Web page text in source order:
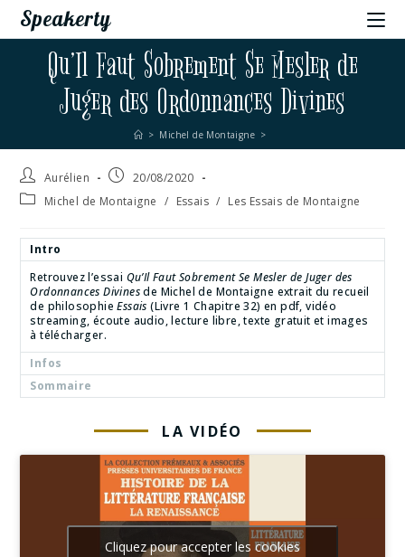
Speakerty
Qu’Il Faut Sobrement Se Mesler de
Juger des Ordonnances Divines
> Michel de Montaigne >
Aurélien
20/08/2020
Michel de Montaigne / Essais / Les Essais de Montaigne
Intro
Retrouvez l’essai Qu’Il Faut Sobrement Se Mesler de Juger des
Ordonnances Divinesde Michel de Montaigne extrait du recueil
de philosophieEssais (Livre 1 Chapitre 32) en pdf, vidéo
streaming, écoute audio, lecture libre, texte gratuit et images
à télécharger.
Infos
Sommaire
LA VIDÉO
Cliquez pour accepter les cookies